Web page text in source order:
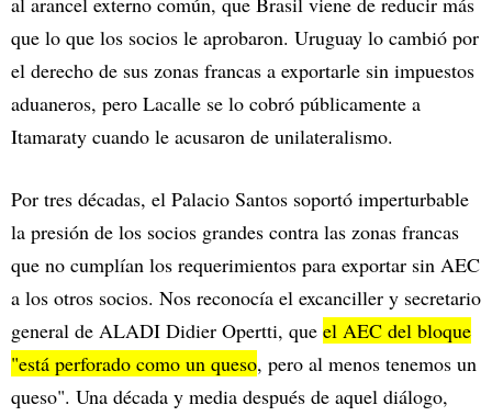
que lo que los socios le aprobaron. Uruguay lo cambió por
el derecho de sus zonas francas a exportarle sin impuestos
aduaneros, pero Lacalle se lo cobró públicamente a
Itamaraty cuando le acusaron de unilateralismo.
Por tres décadas, el Palacio Santos soportó imperturbable
la presión de los socios grandes contra las zonas francas
que no cumplían los requerimientos para exportar sin AEC
a los otros socios. Nos reconocía el excanciller y secretario
general de ALADI Didier Opertti, que el AEC del bloque
"está perforado como un queso, pero al menos tenemos un
queso". Una década y media después de aquel diálogo,